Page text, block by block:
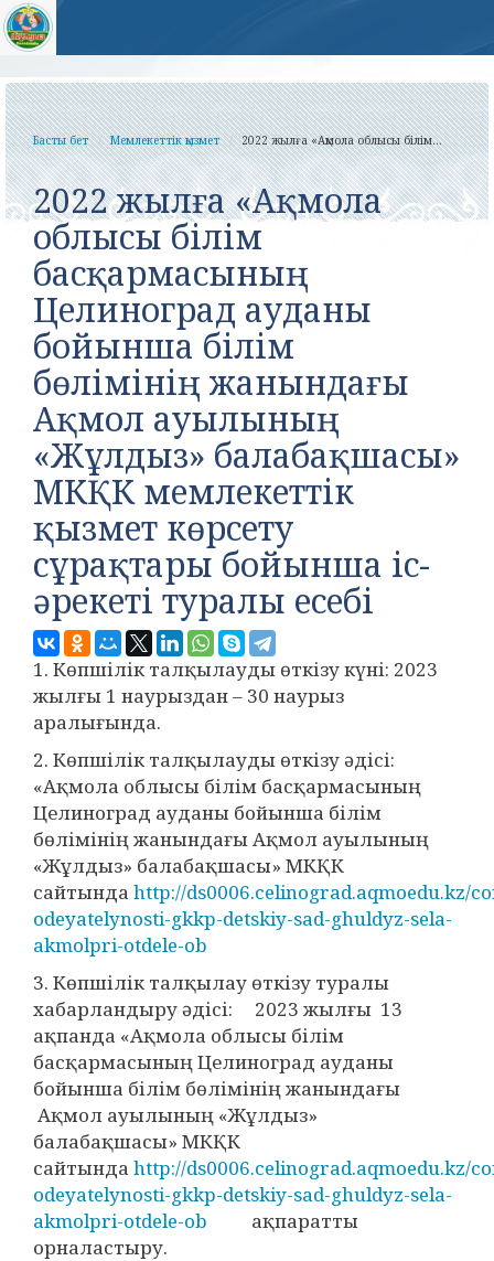
Басты бет Мемлекеттік қызмет 2022 жылға «Ақмола облысы білім...
2022 жылға «Ақмола
облысы білім
басқармасының
Целиноград ауданы
бойынша білім
бөлімінің жанындағы
Ақмол ауылының
«Жұлдыз» балабақшасы»
МКҚК мемлекеттік
қызмет көрсету
сұрақтары бойынша іс-
әрекеті туралы есебі
1. Көпшілік талқылауды өткізу күні: 2023
жылғы 1 наурыздан – 30 наурыз
аралығында.
2. Көпшілік талқылауды өткізу әдісі:
«Ақмола облысы білім басқармасының
Целиноград ауданы бойынша білім
бөлімінің жанындағы Ақмол ауылының
«Жұлдыз» балабақшасы» МКҚК
сайтында http://ds0006.celinograd.aqmoedu.kz/
odeyatelynosti-gkkp-detskiy-sad-ghuldyz-sela-
akmolpri-otdele-ob
3. Көпшілік талқылау өткізу туралы
хабарландыру әдісі: 2023 жылғы 13
ақпанда «Ақмола облысы білім
басқармасының Целиноград ауданы
бойынша білім бөлімінің жанындағы
Ақмол ауылының «Жұлдыз»
балабақшасы» МКҚК
сайтында http://ds0006.celinograd.aqmoedu.kz/
odeyatelynosti-gkkp-detskiy-sad-ghuldyz-sela-
akmolpri-otdele-ob ақпаратты
орналастыру.